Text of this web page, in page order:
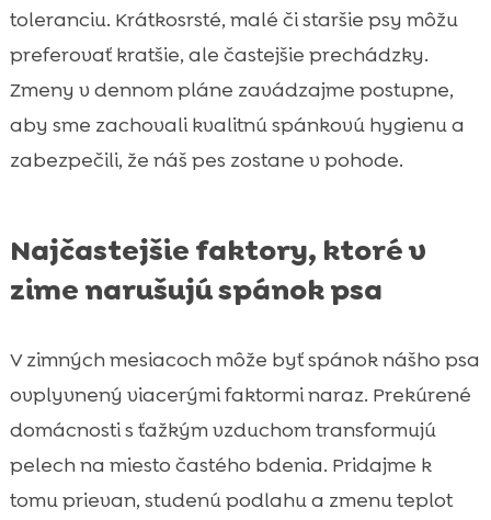
toleranciu. Krátkosrsté, malé či staršie psy môžu
preferovať kratšie, ale častejšie prechádzky.
Zmeny v dennom pláne zavádzajme postupne,
aby sme zachovali kvalitnú spánkovú hygienu a
zabezpečili, že náš pes zostane v pohode.
Najčastejšie faktory, ktoré v
zime narušujú spánok psa
V zimných mesiacoch môže byť spánok nášho psa
ovplyvnený viacerými faktormi naraz. Prekúrené
domácnosti s ťažkým vzduchom transformujú
pelech na miesto častého bdenia. Pridajme k
tomu prievan, studenú podlahu a zmenu teplot